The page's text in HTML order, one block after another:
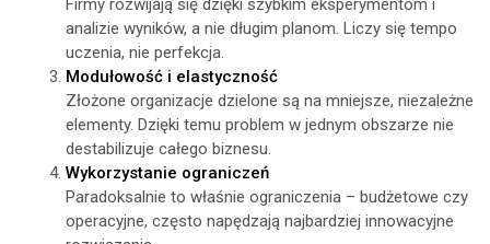
Firmy rozwijają się dzięki szybkim eksperymentom i
analizie wyników, a nie długim planom. Liczy się tempo
uczenia, nie perfekcja.
Modułowość i elastyczność
Złożone organizacje dzielone są na mniejsze, niezależne
elementy. Dzięki temu problem w jednym obszarze nie
destabilizuje całego biznesu.
Wykorzystanie ograniczeń
Paradoksalnie to właśnie ograniczenia – budżetowe czy
operacyjne, często napędzają najbardziej innowacyjne